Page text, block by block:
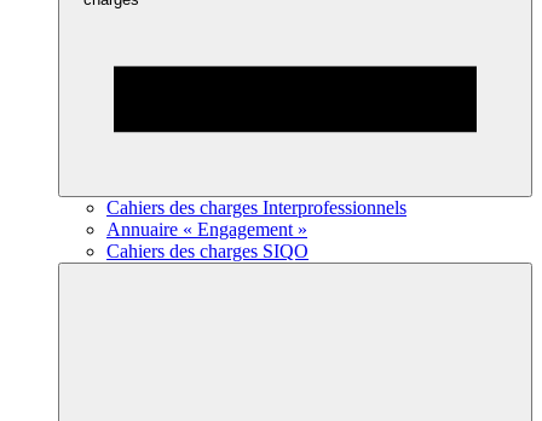
Cahiers des charges Interprofessionnels
Annuaire « Engagement »
Cahiers des charges SIQO